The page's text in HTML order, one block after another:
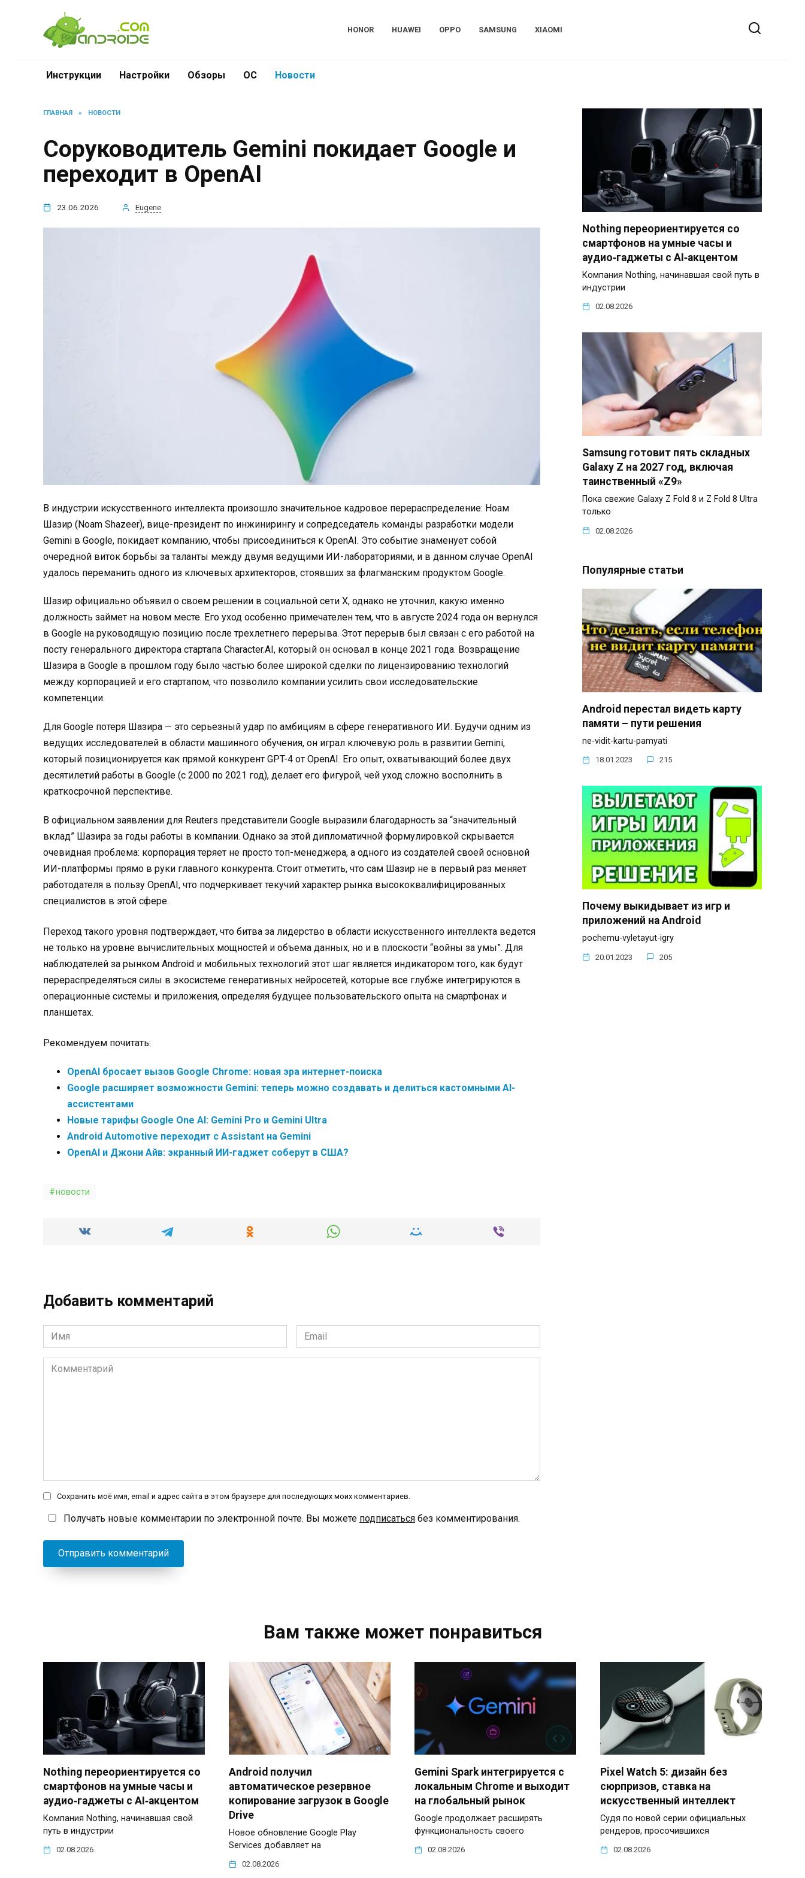
содержанию
HONOR HUAWEI OPPO SAMSUNG XIAOMI
Инструкции Настройки Обзоры ОС Новости
ГЛАВНАЯ » НОВОСТИ
Соруководитель Gemini покидает Google и
переходит в OpenAI
23.06.2026 Eugene
В индустрии искусственного интеллекта произошло значительное кадровое перераспределение: Ноам
Шазир (Noam Shazeer), вице-президент по инжинирингу и сопредседатель команды разработки модели
Gemini в Google, покидает компанию, чтобы присоединиться к OpenAI. Это событие знаменует собой
очередной виток борьбы за таланты между двумя ведущими ИИ-лабораториями, и в данном случае OpenAI
удалось переманить одного из ключевых архитекторов, стоявших за флагманским продуктом Google.
Шазир официально объявил о своем решении в социальной сети X, однако не уточнил, какую именно
должность займет на новом месте. Его уход особенно примечателен тем, что в августе 2024 года он вернулся
в Google на руководящую позицию после трехлетнего перерыва. Этот перерыв был связан с его работой на
посту генерального директора стартапа Character.AI , который он основал в конце 2021 года. Возвращение
Шазира в Google в прошлом году было частью более широкой сделки по лицензированию технологий
между корпорацией и его стартапом, что позволило компании усилить свои исследовательские
компетенции.
Для Google потеря Шазира — это серьезный удар по амбициям в сфере генеративного ИИ. Будучи одним из
ведущих исследователей в области машинного обучения, он играл ключевую роль в развитии Gemini,
который позиционируется как прямой конкурент GPT-4 от OpenAI. Его опыт, охватывающий более двух
десятилетий работы в Google (с 2000 по 2021 год), делает его фигурой, чей уход сложно восполнить в
краткосрочной перспективе.
В официальном заявлении для Reuters представители Google выразили благодарность за “значительный
вклад” Шазира за годы работы в компании. Однако за этой дипломатичной формулировкой скрывается
очевидная проблема: корпорация теряет не просто топ-менеджера, а одного из создателей своей основной
ИИ-платформы прямо в руки главного конкурента. Стоит отметить, что сам Шазир не в первый раз меняет
работодателя в пользу OpenAI, что подчеркивает текучий характер рынка высококвалифицированных
специалистов в этой сфере.
Переход такого уровня подтверждает, что битва за лидерство в области искусственного интеллекта ведется
не только на уровне вычислительных мощностей и объема данных, но и в плоскости “войны за умы”. Для
наблюдателей за рынком Android и мобильных технологий этот шаг является индикатором того, как будут
перераспределяться силы в экосистеме генеративных нейросетей, которые все глубже интегрируются в
операционные системы и приложения, определяя будущее пользовательского опыта на смартфонах и
планшетах.
Рекомендуем почитать:
OpenAI бросает вызов Google Chrome: новая эра интернет-поиска
Google расширяет возможности Gemini: теперь можно создавать и делиться кастомными AI-
ассистентами
Новые тарифы Google One AI: Gemini Pro и Gemini Ultra
Android Automotive переходит с Assistant на Gemini
OpenAI и Джони Айв: экранный ИИ-гаджет соберут в США?
новости
Добавить комментарий
Имя
*
Email
*
Комментарий
Сохранить моё имя, email и адрес сайта в этом браузере для последующих моих комментариев.
Получать новые комментарии по электронной почте. Вы можете подписаться без комментирования.
Nothing переориентируется со
смартфонов на умные часы и
аудио‑гаджеты с AI‑акцентом
Компания Nothing, начинавшая свой путь в
индустрии
02.08.2026
Samsung готовит пять складных
Galaxy Z на 2027 год, включая
таинственный «Z9»
Пока свежие Galaxy Z Fold 8 и Z Fold 8 Ultra
только
02.08.2026
Популярные статьи
Android перестал видеть карту
памяти – пути решения
ne-vidit-kartu-pamyati
18.01.2023 215
Почему выкидывает из игр и
приложений на Android
pochemu-vyletayut-igry
20.01.2023 205
Вам также может понравиться
Nothing переориентируется со
смартфонов на умные часы и
аудио‑гаджеты с AI‑акцентом
Компания Nothing, начинавшая свой
путь в индустрии
02.08.2026
Android получил
автоматическое резервное
копирование загрузок в Google
Drive
Новое обновление Google Play
Services добавляет на
02.08.2026
Gemini Spark интегрируется с
локальным Chrome и выходит
на глобальный рынок
Google продолжает расширять
функциональность своего
02.08.2026
Pixel Watch 5: дизайн без
сюрпризов, ставка на
искусственный интеллект
Судя по новой серии официальных
рендеров, просочившихся
02.08.2026